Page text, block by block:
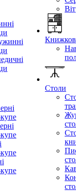
Столи